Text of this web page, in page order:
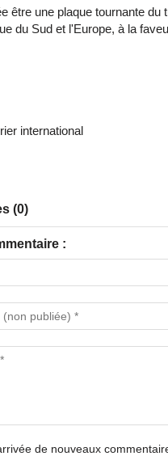
être une plaque tournante du
du Sud et l'Europe, à la
international
(0)
:
de nouveaux